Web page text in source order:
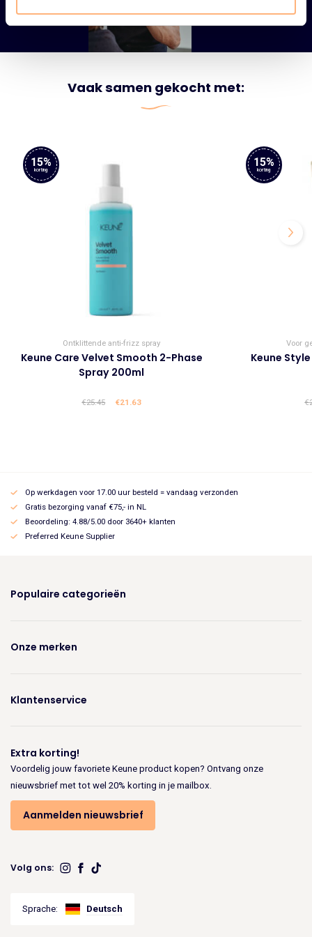
Vaak samen gekocht met:
15%
korting
Ontklittende anti-frizz spray
Keune Care Velvet Smooth 2-Phase
Spray 200ml
€25.45
Oorspronkelijke
€21.63Huidige
15%
korting
Voor
Keune
€
Op werkdagen voor 17.00 uur besteld = vandaag verzonden
Gratis bezorging vanaf €75,- in NL
Beoordeling: 4.88/5.00 door 3640+ klanten
Preferred Keune Supplier
Populaire categorieën
Onze merken
Klantenservice
Extra korting!
Voordelig jouw favoriete Keune product kopen? Ontvang onze
nieuwsbrief met tot wel 20% korting in je mailbox.
Aanmelden nieuwsbrief
Volg ons:
Sprache: Deutsch